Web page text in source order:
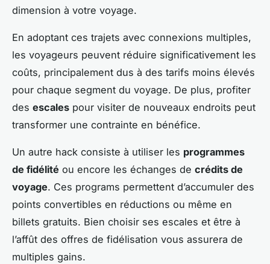
dimension à votre voyage.
En adoptant ces trajets avec connexions multiples,
les voyageurs peuvent réduire significativement les
coûts, principalement dus à des tarifs moins élevés
pour chaque segment du voyage. De plus, profiter
des escales pour visiter de nouveaux endroits peut
transformer une contrainte en bénéfice.
Un autre hack consiste à utiliser les programmes
de fidélité ou encore les échanges de crédits de
voyage. Ces programs permettent d’accumuler des
points convertibles en réductions ou même en
billets gratuits. Bien choisir ses escales et être à
l’affût des offres de fidélisation vous assurera de
multiples gains.